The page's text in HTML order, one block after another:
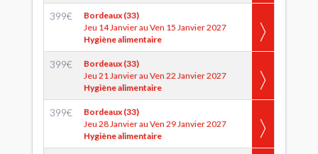
399€
Bordeaux (33)
Jeu 14 Janvier au Ven 15 Janvier 2027
Hygiène alimentaire
399€
Bordeaux (33)
Jeu 21 Janvier au Ven 22 Janvier 2027
Hygiène alimentaire
399€
Bordeaux (33)
Jeu 28 Janvier au Ven 29 Janvier 2027
Hygiène alimentaire